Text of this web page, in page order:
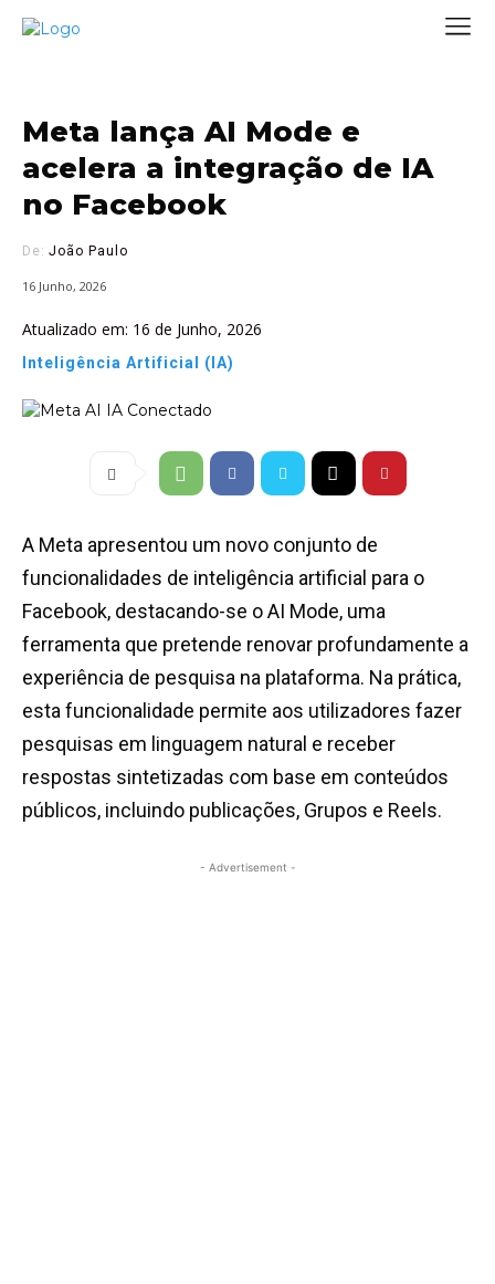
Meta lança AI Mode e
acelera a integração de IA
no Facebook
De: João Paulo
16 Junho, 2026
Atualizado em: 16 de Junho, 2026
Inteligência Artificial (IA)
A Meta apresentou um novo conjunto de
funcionalidades de inteligência artificial para o
Facebook, destacando-se o AI Mode, uma
ferramenta que pretende renovar profundamente a
experiência de pesquisa na plataforma. Na prática,
esta funcionalidade permite aos utilizadores fazer
pesquisas em linguagem natural e receber
respostas sintetizadas com base em conteúdos
públicos, incluindo publicações, Grupos e Reels.
- Advertisement -